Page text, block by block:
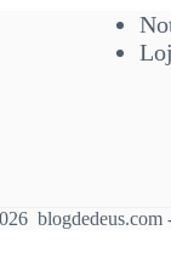
blogdedeus.com